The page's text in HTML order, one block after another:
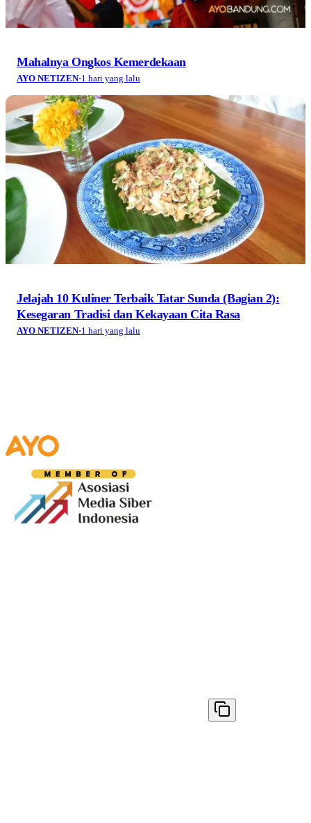
Mahalnya Ongkos Kemerdekaan
AYO NETIZEN·1 hari yang lalu
Jelajah 10 Kuliner Terbaik Tatar Sunda (Bagian 2):
Kesegaran Tradisi dan Kekayaan Cita Rasa
AYO NETIZEN·1 hari yang lalu